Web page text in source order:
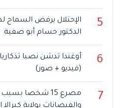
5
الإحتلال يرفض
الدكتور حسام أبو صفية
6
أوغندا تدشن نصبا
(فيديو + صور)
7
مصرع 15 شخصا
والفيضانات بولاية كيرالا